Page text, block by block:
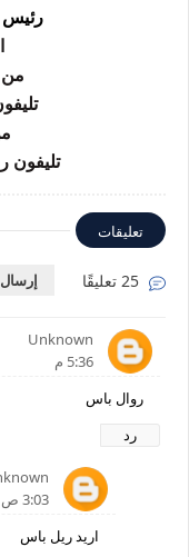
رئيس
من
تليفون
تعليقات
Unknown
5:36 م
روال باس
رد
3:03 ص
اريد ريل باس